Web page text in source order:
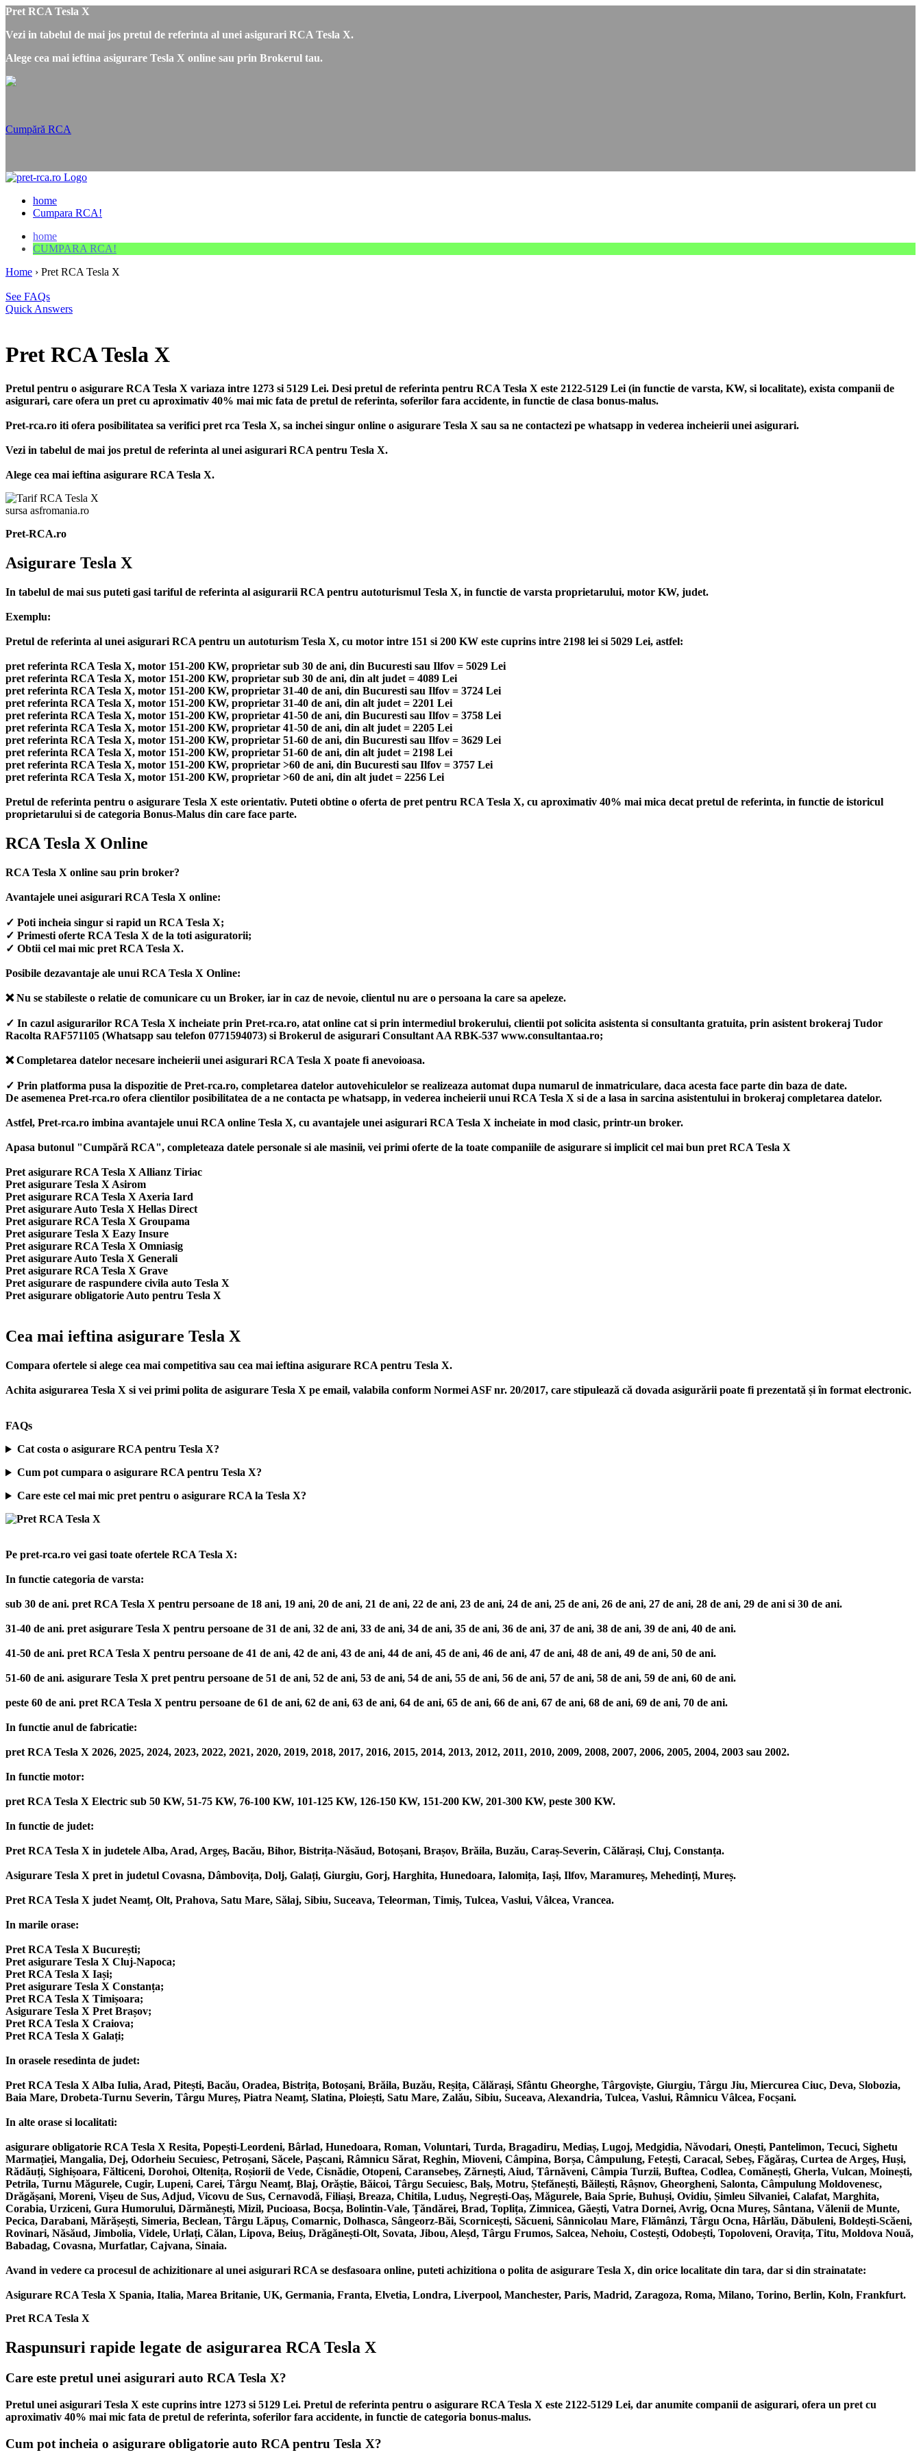
Pret RCA Tesla X
Vezi in tabelul de mai jos pretul de referinta al unei asigurari RCA Tesla X.
Alege cea mai ieftina asigurare Tesla X online sau prin Brokerul tau.
Cumpără RCA
home
Cumpara RCA!
home
CUMPARA RCA!
Home › Pret RCA Tesla X
See FAQs
Quick Answers
Pret RCA Tesla X
Pretul pentru o asigurare RCA Tesla X variaza intre 1273 si 5129 Lei. Desi pretul de referinta pentru RCA Tesla X este 2122-5129 Lei (in functie de varsta, KW, si localitate), exista companii de
asigurari, care ofera un pret cu aproximativ 40% mai mic fata de pretul de referinta, soferilor fara accidente, in functie de clasa bonus-malus.
Pret-rca.ro iti ofera posibilitatea sa verifici pret rca Tesla X, sa inchei singur online o asigurare Tesla X sau sa ne contactezi pe whatsapp in vederea incheierii unei asigurari.
Vezi in tabelul de mai jos pretul de referinta al unei asigurari RCA pentru Tesla X.
Alege cea mai ieftina asigurare RCA Tesla X.
sursa asfromania.ro
Pret-RCA.ro
Asigurare Tesla X
In tabelul de mai sus puteti gasi tariful de referinta al asigurarii RCA pentru autoturismul Tesla X, in functie de varsta proprietarului, motor KW, judet.
Exemplu:
Pretul de referinta al unei asigurari RCA pentru un autoturism Tesla X, cu motor intre 151 si 200 KW este cuprins intre 2198 lei si 5029 Lei, astfel:
pret referinta RCA Tesla X, motor 151-200 KW, proprietar sub 30 de ani, din Bucuresti sau Ilfov = 5029 Lei
pret referinta RCA Tesla X, motor 151-200 KW, proprietar sub 30 de ani, din alt judet = 4089 Lei
pret referinta RCA Tesla X, motor 151-200 KW, proprietar 31-40 de ani, din Bucuresti sau Ilfov = 3724 Lei
pret referinta RCA Tesla X, motor 151-200 KW, proprietar 31-40 de ani, din alt judet = 2201 Lei
pret referinta RCA Tesla X, motor 151-200 KW, proprietar 41-50 de ani, din Bucuresti sau Ilfov = 3758 Lei
pret referinta RCA Tesla X, motor 151-200 KW, proprietar 41-50 de ani, din alt judet = 2205 Lei
pret referinta RCA Tesla X, motor 151-200 KW, proprietar 51-60 de ani, din Bucuresti sau Ilfov = 3629 Lei
pret referinta RCA Tesla X, motor 151-200 KW, proprietar 51-60 de ani, din alt judet = 2198 Lei
pret referinta RCA Tesla X, motor 151-200 KW, proprietar >60 de ani, din Bucuresti sau Ilfov = 3757 Lei
pret referinta RCA Tesla X, motor 151-200 KW, proprietar >60 de ani, din alt judet = 2256 Lei
Pretul de referinta pentru o asigurare Tesla X este orientativ. Puteti obtine o oferta de pret pentru RCA Tesla X, cu aproximativ 40% mai mica decat pretul de referinta, in functie de istoricul
proprietarului si de categoria Bonus-Malus din care face parte.
RCA Tesla X Online
RCA Tesla X online sau prin broker?
Avantajele unei asigurari RCA Tesla X online:
✓ Poti incheia singur si rapid un RCA Tesla X;
✓ Primesti oferte RCA Tesla X de la toti asiguratorii;
✓ Obtii cel mai mic pret RCA Tesla X.
Posibile dezavantaje ale unui RCA Tesla X Online:
❌ Nu se stabileste o relatie de comunicare cu un Broker, iar in caz de nevoie, clientul nu are o persoana la care sa apeleze.
✓ In cazul asigurarilor RCA Tesla X incheiate prin Pret-rca.ro, atat online cat si prin intermediul brokerului, clientii pot solicita asistenta si consultanta gratuita, prin asistent brokeraj Tudor
Racolta RAF571105 (Whatsapp sau telefon 0771594073) si Brokerul de asigurari Consultant AA RBK-537 www.consultantaa.ro;
❌ Completarea datelor necesare incheierii unei asigurari RCA Tesla X poate fi anevoioasa.
✓ Prin platforma pusa la dispozitie de Pret-rca.ro, completarea datelor autovehiculelor se realizeaza automat dupa numarul de inmatriculare, daca acesta face parte din baza de date.
De asemenea Pret-rca.ro ofera clientilor posibilitatea de a ne contacta pe whatsapp, in vederea incheierii unui RCA Tesla X si de a lasa in sarcina asistentului in brokeraj completarea datelor.
Astfel, Pret-rca.ro imbina avantajele unui RCA online Tesla X, cu avantajele unei asigurari RCA Tesla X incheiate in mod clasic, printr-un broker.
Apasa butonul "Cumpără RCA", completeaza datele personale si ale masinii, vei primi oferte de la toate companiile de asigurare si implicit cel mai bun pret RCA Tesla X
Pret asigurare RCA Tesla X Allianz Tiriac
Pret asigurare Tesla X Asirom
Pret asigurare RCA Tesla X Axeria Iard
Pret asigurare Auto Tesla X Hellas Direct
Pret asigurare RCA Tesla X Groupama
Pret asigurare Tesla X Eazy Insure
Pret asigurare RCA Tesla X Omniasig
Pret asigurare Auto Tesla X Generali
Pret asigurare RCA Tesla X Grave
Pret asigurare de raspundere civila auto Tesla X
Pret asigurare obligatorie Auto pentru Tesla X
Cea mai ieftina asigurare Tesla X
Compara ofertele si alege cea mai competitiva sau cea mai ieftina asigurare RCA pentru Tesla X.
Achita asigurarea Tesla X si vei primi polita de asigurare Tesla X pe email, valabila conform Normei ASF nr. 20/2017, care stipulează că dovada asigurării poate fi prezentată și în format electronic.
FAQs
Cat costa o asigurare RCA pentru Tesla X?
Cum pot cumpara o asigurare RCA pentru Tesla X?
Care este cel mai mic pret pentru o asigurare RCA la Tesla X?
Pe pret-rca.ro vei gasi toate ofertele RCA Tesla X:
In functie categoria de varsta:
sub 30 de ani. pret RCA Tesla X pentru persoane de 18 ani, 19 ani, 20 de ani, 21 de ani, 22 de ani, 23 de ani, 24 de ani, 25 de ani, 26 de ani, 27 de ani, 28 de ani, 29 de ani si 30 de ani.
31-40 de ani. pret asigurare Tesla X pentru persoane de 31 de ani, 32 de ani, 33 de ani, 34 de ani, 35 de ani, 36 de ani, 37 de ani, 38 de ani, 39 de ani, 40 de ani.
41-50 de ani. pret RCA Tesla X pentru persoane de 41 de ani, 42 de ani, 43 de ani, 44 de ani, 45 de ani, 46 de ani, 47 de ani, 48 de ani, 49 de ani, 50 de ani.
51-60 de ani. asigurare Tesla X pret pentru persoane de 51 de ani, 52 de ani, 53 de ani, 54 de ani, 55 de ani, 56 de ani, 57 de ani, 58 de ani, 59 de ani, 60 de ani.
peste 60 de ani. pret RCA Tesla X pentru persoane de 61 de ani, 62 de ani, 63 de ani, 64 de ani, 65 de ani, 66 de ani, 67 de ani, 68 de ani, 69 de ani, 70 de ani.
In functie anul de fabricatie:
pret RCA Tesla X 2026, 2025, 2024, 2023, 2022, 2021, 2020, 2019, 2018, 2017, 2016, 2015, 2014, 2013, 2012, 2011, 2010, 2009, 2008, 2007, 2006, 2005, 2004, 2003 sau 2002.
In functie motor:
pret RCA Tesla X Electric sub 50 KW, 51-75 KW, 76-100 KW, 101-125 KW, 126-150 KW, 151-200 KW, 201-300 KW, peste 300 KW.
In functie de judet:
Pret RCA Tesla X in judetele Alba, Arad, Argeș, Bacău, Bihor, Bistrița-Năsăud, Botoșani, Brașov, Brăila, Buzău, Caraș-Severin, Călărași, Cluj, Constanța.
Asigurare Tesla X pret in judetul Covasna, Dâmbovița, Dolj, Galați, Giurgiu, Gorj, Harghita, Hunedoara, Ialomița, Iași, Ilfov, Maramureș, Mehedinți, Mureș.
Pret RCA Tesla X judet Neamț, Olt, Prahova, Satu Mare, Sălaj, Sibiu, Suceava, Teleorman, Timiș, Tulcea, Vaslui, Vâlcea, Vrancea.
In marile orase:
Pret RCA Tesla X București;
Pret asigurare Tesla X Cluj-Napoca;
Pret RCA Tesla X Iași;
Pret asigurare Tesla X Constanța;
Pret RCA Tesla X Timișoara;
Asigurare Tesla X Pret Brașov;
Pret RCA Tesla X Craiova;
Pret RCA Tesla X Galați;
In orasele resedinta de judet:
Pret RCA Tesla X Alba Iulia, Arad, Pitești, Bacău, Oradea, Bistrița, Botoșani, Brăila, Buzău, Reșița, Călărași, Sfântu Gheorghe, Târgoviște, Giurgiu, Târgu Jiu, Miercurea Ciuc, Deva, Slobozia,
Baia Mare, Drobeta-Turnu Severin, Târgu Mureș, Piatra Neamț, Slatina, Ploiești, Satu Mare, Zalău, Sibiu, Suceava, Alexandria, Tulcea, Vaslui, Râmnicu Vâlcea, Focșani.
In alte orase si localitati:
asigurare obligatorie RCA Tesla X Resita, Popești-Leordeni, Bârlad, Hunedoara, Roman, Voluntari, Turda, Bragadiru, Mediaș, Lugoj, Medgidia, Năvodari, Onești, Pantelimon, Tecuci, Sighetu
Marmației, Mangalia, Dej, Odorheiu Secuiesc, Petroșani, Săcele, Pașcani, Râmnicu Sărat, Reghin, Mioveni, Câmpina, Borșa, Câmpulung, Fetești, Caracal, Sebeș, Făgăraș, Curtea de Argeș, Huși,
Rădăuți, Sighișoara, Fălticeni, Dorohoi, Oltenița, Roșiorii de Vede, Cisnădie, Otopeni, Caransebeș, Zărnești, Aiud, Târnăveni, Câmpia Turzii, Buftea, Codlea, Comănești, Gherla, Vulcan, Moinești,
Petrila, Turnu Măgurele, Cugir, Lupeni, Carei, Târgu Neamț, Blaj, Orăștie, Băicoi, Târgu Secuiesc, Balș, Motru, Ștefănești, Băilești, Râșnov, Gheorgheni, Salonta, Câmpulung Moldovenesc,
Drăgășani, Moreni, Vișeu de Sus, Adjud, Vicovu de Sus, Cernavodă, Filiași, Breaza, Chitila, Luduș, Negrești-Oaș, Măgurele, Baia Sprie, Buhuși, Ovidiu, Șimleu Silvaniei, Calafat, Marghita,
Corabia, Urziceni, Gura Humorului, Dărmănești, Mizil, Pucioasa, Bocșa, Bolintin-Vale, Țăndărei, Brad, Toplița, Zimnicea, Găești, Vatra Dornei, Avrig, Ocna Mureș, Sântana, Vălenii de Munte,
Pecica, Darabani, Mărășești, Simeria, Beclean, Târgu Lăpuș, Comarnic, Dolhasca, Sângeorz-Băi, Scornicești, Săcueni, Sânnicolau Mare, Flămânzi, Târgu Ocna, Hârlău, Dăbuleni, Boldești-Scăeni,
Rovinari, Năsăud, Jimbolia, Videle, Urlați, Călan, Lipova, Beiuș, Drăgănești-Olt, Sovata, Jibou, Aleșd, Târgu Frumos, Salcea, Nehoiu, Costești, Odobești, Topoloveni, Oravița, Titu, Moldova Nouă,
Babadag, Covasna, Murfatlar, Cajvana, Sinaia.
Avand in vedere ca procesul de achizitionare al unei asigurari RCA se desfasoara online, puteti achizitiona o polita de asigurare Tesla X, din orice localitate din tara, dar si din strainatate:
Asigurare RCA Tesla X Spania, Italia, Marea Britanie, UK, Germania, Franta, Elvetia, Londra, Liverpool, Manchester, Paris, Madrid, Zaragoza, Roma, Milano, Torino, Berlin, Koln, Frankfurt.
Pret RCA Tesla X
Raspunsuri rapide legate de asigurarea RCA Tesla X
Care este pretul unei asigurari auto RCA Tesla X?
Pretul unei asigurari Tesla X este cuprins intre 1273 si 5129 Lei. Pretul de referinta pentru o asigurare RCA Tesla X este 2122-5129 Lei, dar anumite companii de asigurari, ofera un pret cu
aproximativ 40% mai mic fata de pretul de referinta, soferilor fara accidente, in functie de categoria bonus-malus.
Cum pot incheia o asigurare obligatorie auto RCA pentru Tesla X?